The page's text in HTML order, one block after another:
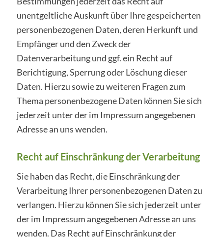
unentgeltliche Auskunft über Ihre gespeicherten
personenbezogenen Daten, deren Herkunft und
Empfänger und den Zweck der
Datenverarbeitung und ggf. ein Recht auf
Berichtigung, Sperrung oder Löschung dieser
Daten. Hierzu sowie zu weiteren Fragen zum
Thema personenbezogene Daten können Sie sich
jederzeit unter der im Impressum angegebenen
Adresse an uns wenden.
Recht auf Einschränkung der Verarbeitung
Sie haben das Recht, die Einschränkung der
Verarbeitung Ihrer personenbezogenen Daten zu
verlangen. Hierzu können Sie sich jederzeit unter
der im Impressum angegebenen Adresse an uns
wenden. Das Recht auf Einschränkung der